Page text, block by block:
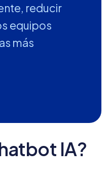
reducir
equipos
más
IA?